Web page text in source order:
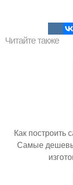
Читайте также
Как
Самые